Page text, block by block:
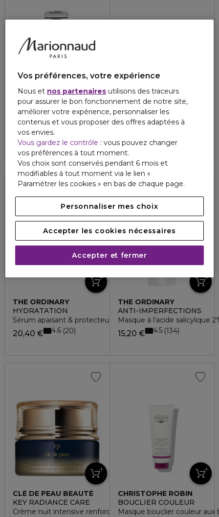
LANVIN
JEANNE LANVIN
Eau de parfum
À partir de53,10 €
3 formats
4.9 81
SKIN.SYSTÈME
SKIN.SYSTÈME GLOW
La crème lumière
4.7
Vegan
THE ORDINARY
HYDRATATION
Sérum apaisant & protecteur de la barrière cutanée
20,40 € 4.6 20
Vegan
THE ORDINARY
ANTI-IMPERFECTIONS
Masque à l'acide salicylique
15,20 € 4.5 134
CLÉ DE PEAU BEAUTÉ
KEY RADIANCE CARE
Crème nuit intensive renforcée - forrmat voyage
CHRISTOPHE ROBIN
BOUCLIER COULEUR
Masque bouclier couleur
Vos préférences, votre expérience
Nous et nos partenaires utilisons des traceurs
pour assurer le bon fonctionnement de notre site,
améliorer votre expérience, personnaliser les
contenus et vous proposer des offres adaptées à
vos envies.
Vous gardez le contrôle : vous pouvez changer
vos préférences à tout moment.
Vos choix sont conservés pendant 6 mois et
modifiables à tout moment via le lien «
Paramétrer les cookies » en bas de chaque page.
Personnaliser mes choix
Accepter les cookies nécessaires
Accepter et fermer